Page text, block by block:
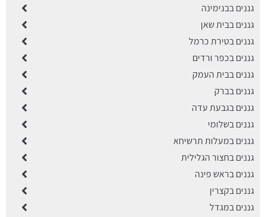
גננים בבנימינה
גננים בבית שאן
גננים בטירת כרמל
גננים בכפר ורדים
גננים בבית העמק
גננים בברק
גננים בגבעת עדה
גננים בשלומי
גננים במעלות תרשיחא
גננים בחצור הגלילית
גננים בראש פינה
גננים בקצרין
גננים במגדל